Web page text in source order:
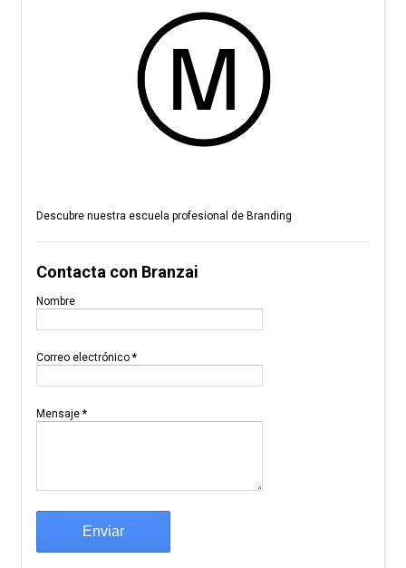
Descubre nuestra escuela profesional de Branding
Contacta con Branzai
Nombre
Correo electrónico *
Mensaje *